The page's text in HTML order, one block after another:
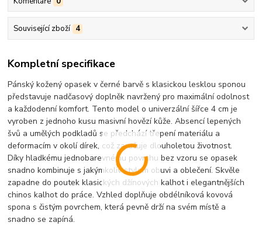
Související zboží 4
Kompletní specifikace
Pánský kožený opasek v černé barvě s klasickou lesklou sponou
představuje nadčasový doplněk navržený pro maximální odolnost
a každodenní komfort. Tento model o univerzální šířce 4 cm je
vyroben z jednoho kusu masivní hovězí kůže. Absencí lepených
švů a umělých podkladů se předchází třepení materiálu a
deformacím v okolí dírek, což zaručuje dlouholetou životnost.
Díky hladkému jednobarevnému povrchu bez vzoru se opasek
snadno kombinuje s jakýmkoliv stylem obuvi a oblečení. Skvěle
zapadne do poutek klasických džínových kalhot i elegantnějších
chinos kalhot do práce. Vzhled doplňuje obdélníková kovová
spona s čistým povrchem, která pevně drží na svém místě a
snadno se zapíná.